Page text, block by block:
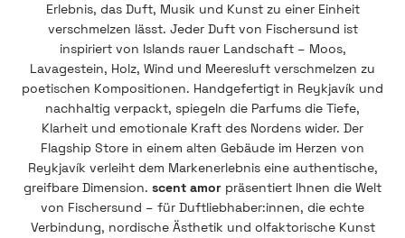
Erlebnis, das Duft, Musik und Kunst zu einer Einheit
verschmelzen lässt. Jeder Duft von Fischersund ist
inspiriert von Islands rauer Landschaft – Moos,
Lavagestein, Holz, Wind und Meeresluft verschmelzen zu
poetischen Kompositionen. Handgefertigt in Reykjavík und
nachhaltig verpackt, spiegeln die Parfums die Tiefe,
Klarheit und emotionale Kraft des Nordens wider. Der
Flagship Store in einem alten Gebäude im Herzen von
Reykjavík verleiht dem Markenerlebnis eine authentische,
greifbare Dimension. scent amor präsentiert Ihnen die Welt
von Fischersund – für Duftliebhaber:innen, die echte
Verbindung, nordische Ästhetik und olfaktorische Kunst